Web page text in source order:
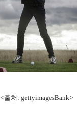
<출처: gettyimagesBank>